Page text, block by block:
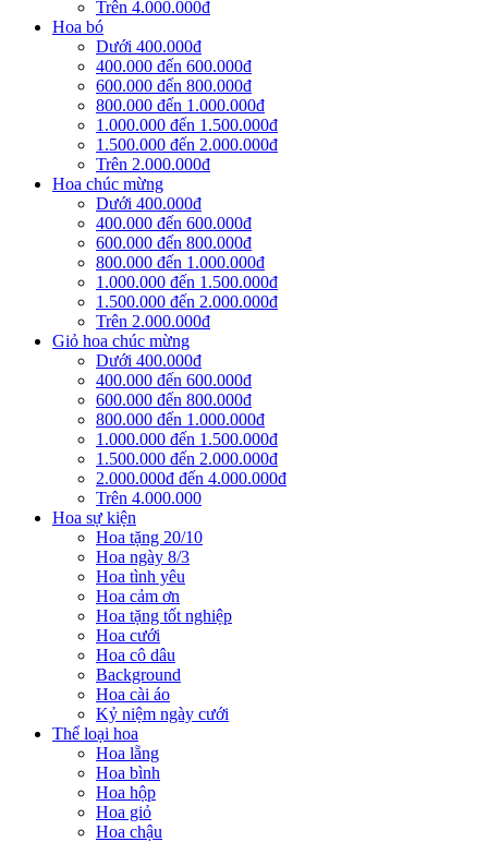
Trên 4.000.000đ
Hoa bó
Dưới 400.000đ
400.000 đến 600.000đ
600.000 đến 800.000đ
800.000 đến 1.000.000đ
1.000.000 đến 1.500.000đ
1.500.000 đến 2.000.000đ
Trên 2.000.000đ
Hoa chúc mừng
Dưới 400.000đ
400.000 đến 600.000đ
600.000 đến 800.000đ
800.000 đến 1.000.000đ
1.000.000 đến 1.500.000đ
1.500.000 đến 2.000.000đ
Trên 2.000.000đ
Giỏ hoa chúc mừng
Dưới 400.000đ
400.000 đến 600.000đ
600.000 đến 800.000đ
800.000 đến 1.000.000đ
1.000.000 đến 1.500.000đ
1.500.000 đến 2.000.000đ
2.000.000đ đến 4.000.000đ
Trên 4.000.000
Hoa sự kiện
Hoa tặng 20/10
Hoa ngày 8/3
Hoa tình yêu
Hoa cảm ơn
Hoa tặng tốt nghiệp
Hoa cưới
Hoa cô dâu
Background
Hoa cài áo
Kỷ niệm ngày cưới
Thể loại hoa
Hoa lẵng
Hoa bình
Hoa hộp
Hoa giỏ
Hoa chậu